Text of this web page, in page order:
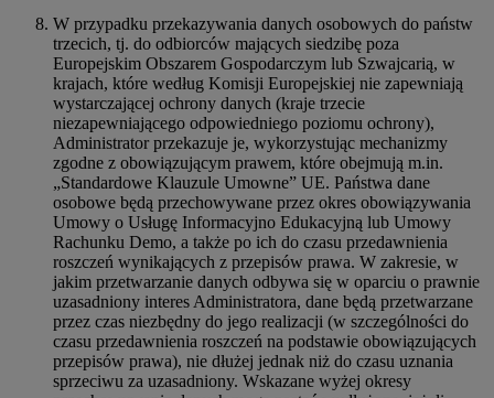
W przypadku przekazywania danych osobowych do państw
trzecich, tj. do odbiorców mających siedzibę poza
Europejskim Obszarem Gospodarczym lub Szwajcarią, w
krajach, które według Komisji Europejskiej nie zapewniają
wystarczającej ochrony danych (kraje trzecie
niezapewniającego odpowiedniego poziomu ochrony),
Administrator przekazuje je, wykorzystując mechanizmy
zgodne z obowiązującym prawem, które obejmują m.in.
„Standardowe Klauzule Umowne” UE. Państwa dane
osobowe będą przechowywane przez okres obowiązywania
Umowy o Usługę Informacyjno Edukacyjną lub Umowy
Rachunku Demo, a także po ich do czasu przedawnienia
roszczeń wynikających z przepisów prawa. W zakresie, w
jakim przetwarzanie danych odbywa się w oparciu o prawnie
uzasadniony interes Administratora, dane będą przetwarzane
przez czas niezbędny do jego realizacji (w szczególności do
czasu przedawnienia roszczeń na podstawie obowiązujących
przepisów prawa), nie dłużej jednak niż do czasu uznania
sprzeciwu za uzasadniony. Wskazane wyżej okresy